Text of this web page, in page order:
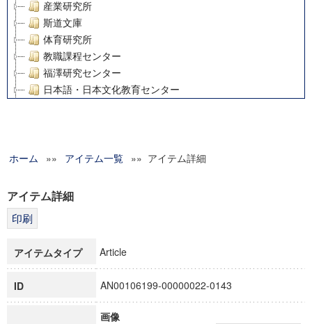
産業研究所
斯道文庫
体育研究所
教職課程センター
福澤研究センター
日本語・日本文化教育センター
グローバルリサーチインスティテュート
科学研究費補助金研究成果報告書
博士課程教育リーディングプログラム「超成熟社会発展のサ
ホーム »» アイテム一覧 »» アイテム詳細
アイテム詳細
アイテムタイプ Article
ID AN00106199-00000022-0143
画像